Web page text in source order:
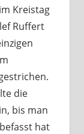
Kreistag
Ruffert
die
bis man
hat